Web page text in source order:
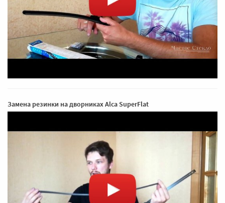
Замена резинки на дворниках Alca SuperFlat